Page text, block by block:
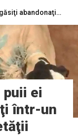
O căţeluşă bolnavă şi puii ei sunt găsiţi abandonaţi într-un sac în mijlocul pustietăţii
puii ei
într-un